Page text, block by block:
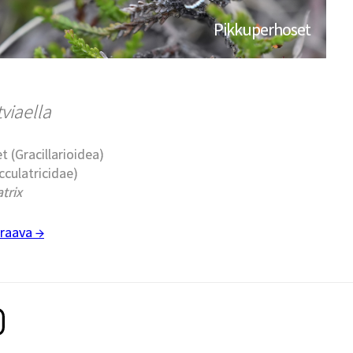
Pikkuperhoset
(Gracillarioidea)
→